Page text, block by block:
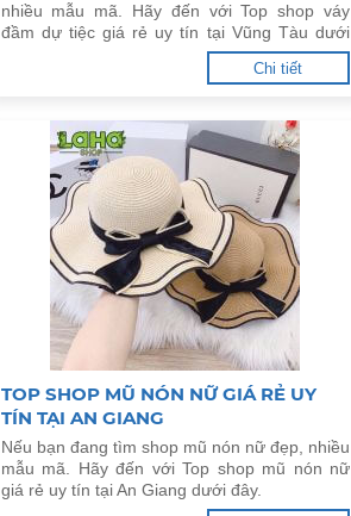
nhiều mẫu mã. Hãy đến với Top shop váy
đầm dự tiệc giá rẻ uy tín tại Vũng Tàu dưới
Chi tiết
TOP SHOP MŨ NÓN NỮ GIÁ RẺ UY
TÍN TẠI AN GIANG
Nếu bạn đang tìm shop mũ nón nữ đẹp, nhiều
mẫu mã. Hãy đến với Top shop mũ nón nữ
giá rẻ uy tín tại An Giang dưới đây.